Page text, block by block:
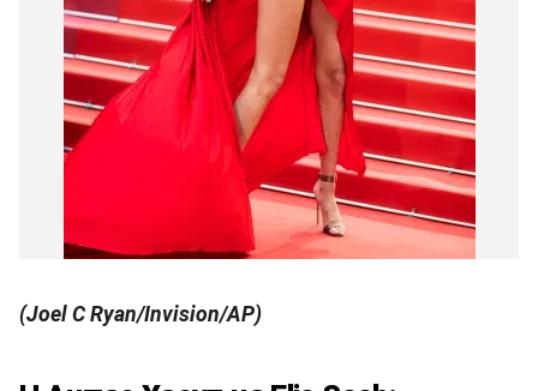
(Joel C Ryan/Invision/AP)